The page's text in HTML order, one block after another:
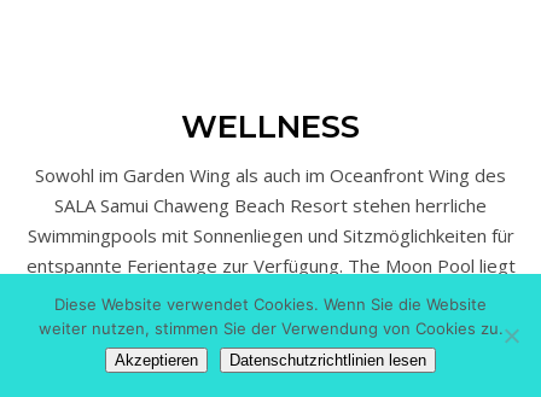
WELLNESS
Sowohl im Garden Wing als auch im Oceanfront Wing des
SALA Samui Chaweng Beach Resort stehen herrliche
Swimmingpools mit Sonnenliegen und Sitzmöglichkeiten für
entspannte Ferientage zur Verfügung. The Moon Pool liegt
direkt am Strand etwa 120 Meter langen Strandabschnitt
und überzeugt mit gemütlichen Tagesbetten. Der SALA
Spa-Bereich liegt nahe der Lobby und verfügt über
Diese Website verwendet Cookies. Wenn Sie die Website
weiter nutzen, stimmen Sie der Verwendung von Cookies zu.
Akzeptieren Datenschutzrichtlinien lesen